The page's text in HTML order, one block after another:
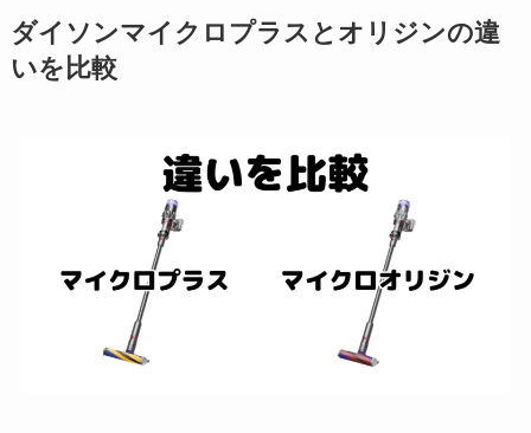
ダイソンマイクロプラスとオリジンの違
いを比較